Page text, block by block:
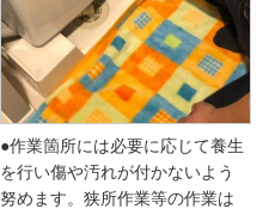
●作業箇所には必要に応じて養生
を行い傷や汚れが付かないよう
努めます。狭所作業等の作業は